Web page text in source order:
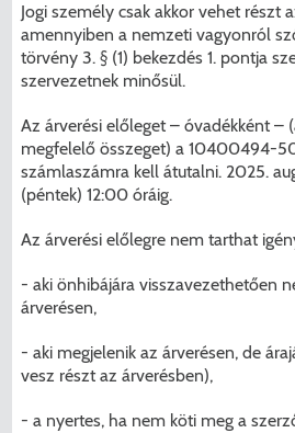
Jogi személy csak akkor vehet részt
amennyiben a nemzeti vagyonról
törvény 3. § (1) bekezdés 1. pontja
szervezetnek minősül.
Az árverési előleget – óvadékként –
megfelelő összeget) a 10400494-
számlaszámra kell átutalni. 2025.
(péntek) 12:00 óráig.
Az árverési előlegre nem tarthat
- aki önhibájára visszavezethetően
árverésen,
- aki megjelenik az árverésen, de
vesz részt az árverésben),
- a nyertes, ha nem köti meg a